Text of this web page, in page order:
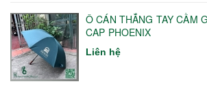
Ô CÁN THẲNG TAY CẦM
CAP PHOENIX
Liên hệ